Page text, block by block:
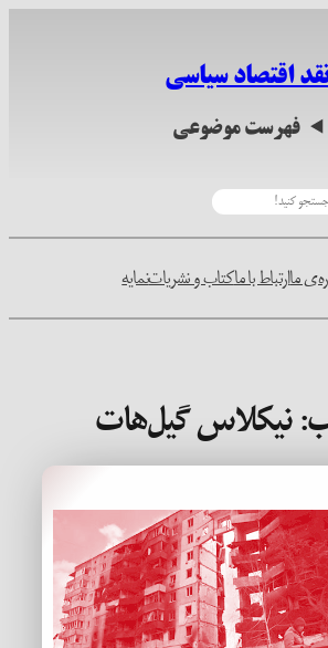
اقتصاد سیاسی
فهرست موضوعی
ماارتباط با ماکتاب و نشریاتنمایه
نیکلاس گیل‌هات